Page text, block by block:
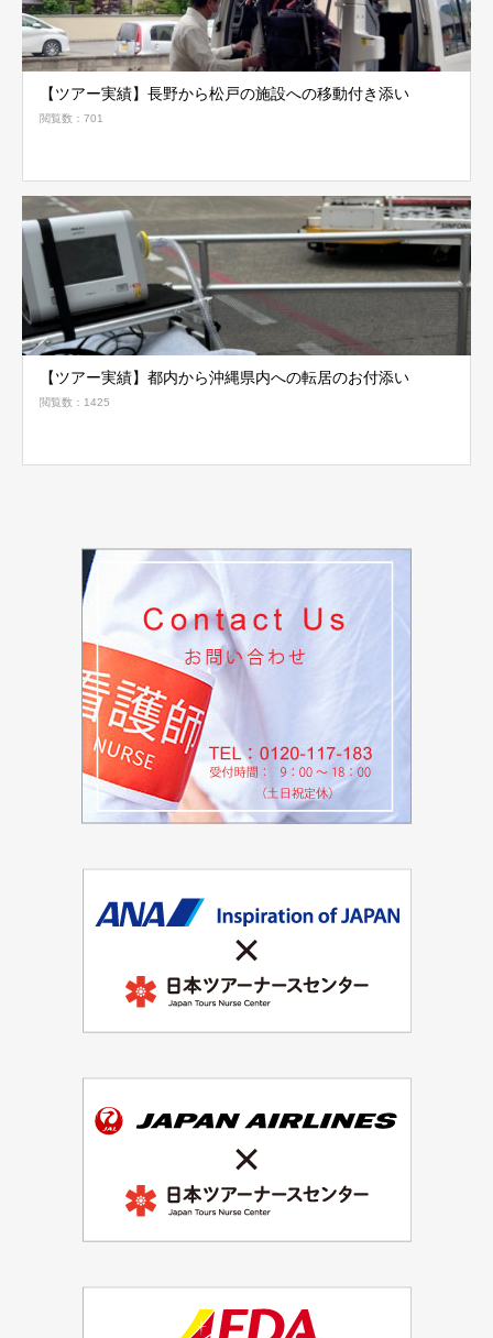
【ツアー実績】長野から松戸の施設への移動付き添い
閲覧数：701
【ツアー実績】都内から沖縄県内への転居のお付添い
閲覧数：1425